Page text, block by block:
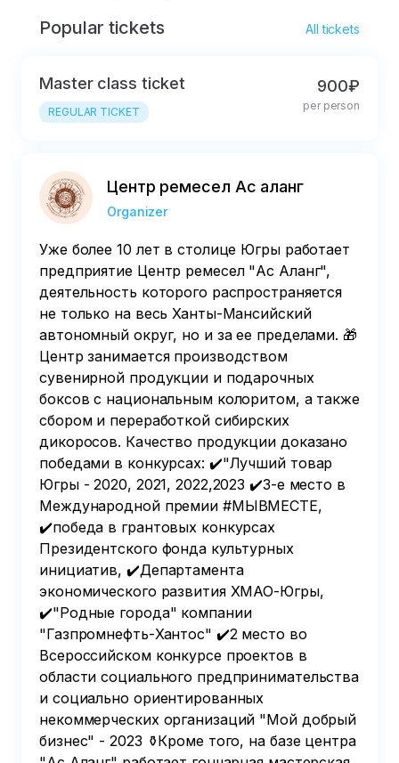
Popular tickets All tickets
Master class ticket
REGULAR TICKET
900₽
per person
Центр ремесел Ас аланг
Organizer
Уже более 10 лет в столице Югры работает
предприятие Центр ремесел "Ас Аланг",
деятельность которого распространяется
не только на весь Ханты-Мансийский
автономный округ, но и за ее пределами. 🎁
Центр занимается производством
сувенирной продукции и подарочных
боксов с национальным колоритом, а также
сбором и переработкой сибирских
дикоросов. Качество продукции доказано
победами в конкурсах: ✔️"Лучший товар
Югры - 2020, 2021, 2022,2023 ✔️3-е место в
Международной премии #МЫВМЕСТЕ,
✔️победа в грантовых конкурсах
Президентского фонда культурных
инициатив, ✔️Департамента
экономического развития ХМАО-Югры,
✔️"Родные города" компании
"Газпромнефть-Хантос" ✔️2 место во
Всероссийском конкурсе проектов в
области социального предпринимательства
и социально ориентированных
некоммерческих организаций "Мой добрый
бизнес" - 2023 ⚱️Кроме того, на базе центра